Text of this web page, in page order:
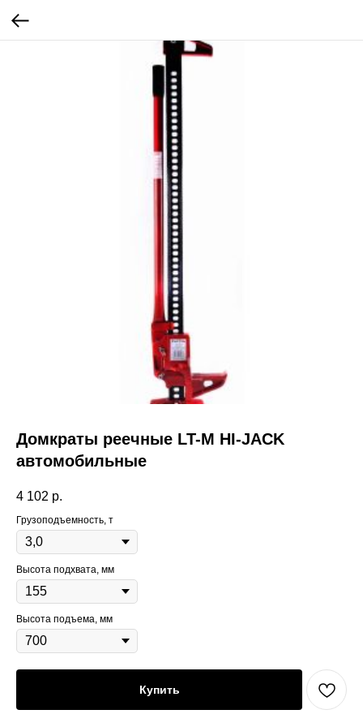
Домкраты реечные LT-M HI-JACK
автомобильные
4 102 р.
Грузоподъемность, т
Высота подхвата, мм
Высота подъема, мм
Купить